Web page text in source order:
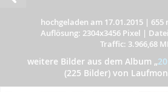
hochgeladen am 17.01.2015 | 655
Auflösung: 2304x3456 Pixel |
Traffic: 3.966,68
weitere Bilder aus dem Album „
(225 Bilder) von